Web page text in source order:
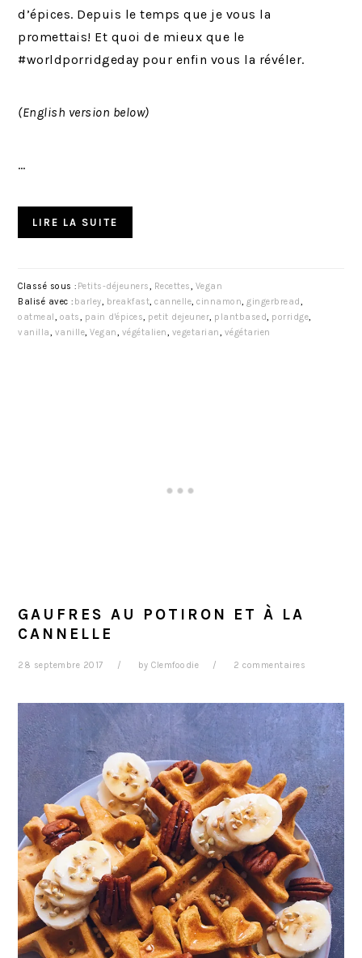
d’épices. Depuis le temps que je vous la
promettais! Et quoi de mieux que le
#worldporridgeday pour enfin vous la révéler.
(English version below)
…
LIRE LA SUITE
Classé sous : Petits-déjeuners, Recettes, Vegan
Balisé avec : barley, breakfast,cannelle,cinnamon,gingerbread,
oatmeal, oats, pain d'épices, petit dejeuner, plantbased, porridge,
vanilla, vanille,Vegan, végétalien, vegetarian, végétarien
GAUFRES AU POTIRON ET À LA
CANNELLE
28 septembre 2017 byClemfoodie 2 commentaires